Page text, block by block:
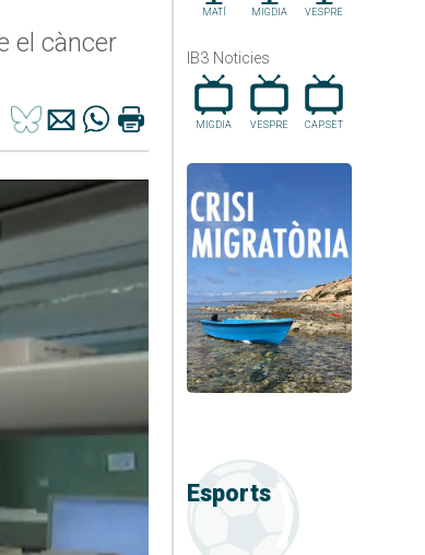
MATÍ MIGDIA VESPRE
IB3 Noticies
MIGDIA VESPRE CAP.SET
Esports
el càncer